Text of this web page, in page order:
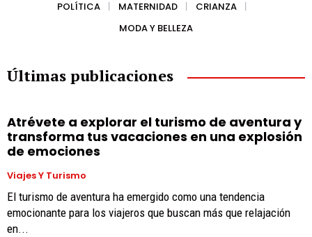
POLÍTICA
MATERNIDAD
CRIANZA
MODA Y BELLEZA
Últimas publicaciones
Atrévete a explorar el turismo de aventura y
transforma tus vacaciones en una explosión
de emociones
Viajes Y Turismo
El turismo de aventura ha emergido como una tendencia
emocionante para los viajeros que buscan más que relajación
en...